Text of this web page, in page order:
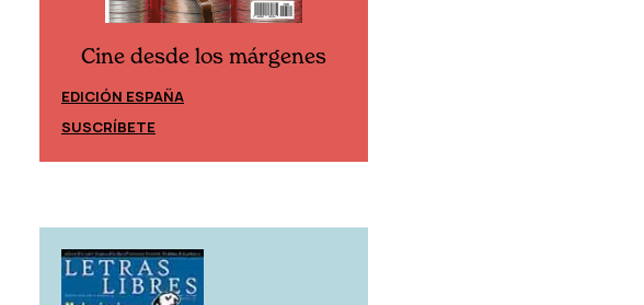
Cine desde los márgenes
EDICIÓN ESPAÑA
SUSCRÍBETE